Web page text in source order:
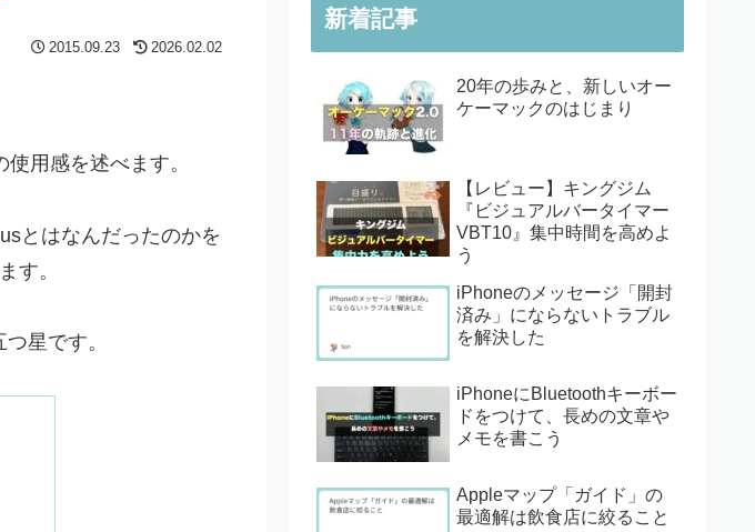
2015.09.23 2026.02.02
用感を述べます。
とはなんだったのかを
す。
星です。
新着記事
20年の歩みと、新しいオー
ケーマックのはじまり
【レビュー】キングジム
『ビジュアルバータイマー
VBT10』集中時間を高めよ
う
iPhoneのメッセージ「開封
済み」にならないトラブル
を解決した
iPhoneにBluetoothキーボー
ドをつけて、長めの文章や
メモを書こう
Appleマップ「ガイド」の
最適解は飲食店に絞ること